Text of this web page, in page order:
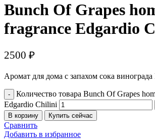
Bunch Of Grapes
fragrance Edgardio
2500 ₽
Аромат для дома с запахом сока винограда
Количество товара Bunch Of Grapes
Edgardio Chilini
В корзину Купить сейчас
Сравнить
Добавить в избранное